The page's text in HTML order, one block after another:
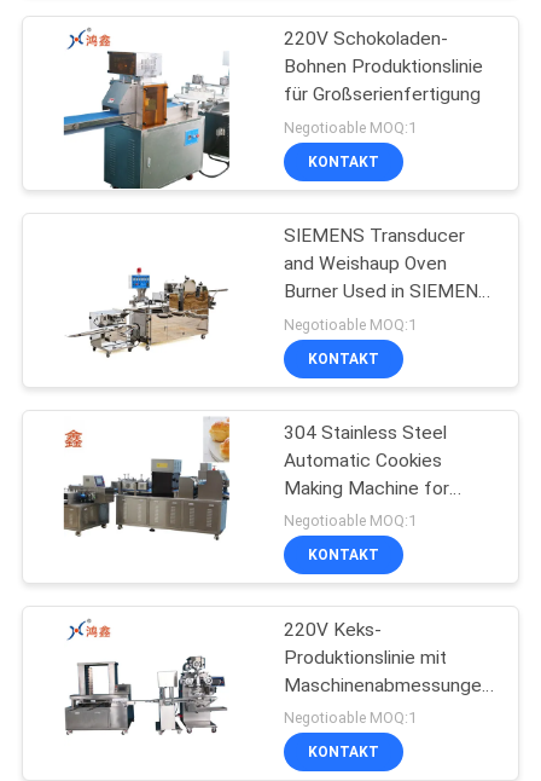
Industrielle
Bäckerei-
Ausrüstung
Plätzchen-
Galvaniseur-
Maschine
6
Stangenbrot-
Fertigungsstraße
220V Schokoladen-
Bohnen Produktionslinie
für Großserienfertigung
Negotioable MOQ:1
KONTAKT
SIEMENS Transducer
and Weishaup Oven
Burner Used in SIEMENS
PLC Controlled Cookie
Production Line for B2B
Products
Negotioable MOQ:1
KONTAKT
304 Stainless Steel
Automatic Cookies
Making Machine for
Durable and Long-lasting
Performance
Negotioable MOQ:1
KONTAKT
220V Keks-
Produktionslinie mit
Maschinenabmessungen
von
3500*1800*1700mm
und einem
Negotioable MOQ:1
KONTAKT